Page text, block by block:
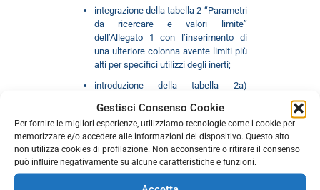
Gestisci Consenso Cookie
Per fornire le migliori esperienze, utilizziamo tecnologie come i cookie per
memorizzare e/o accedere alle informazioni del dispositivo. Questo sito
non utilizza cookies di profilazione. Non acconsentire o ritirare il consenso
può influire negativamente su alcune caratteristiche e funzioni.
integrazione della tabella 2 “Parametri
da ricercare e valori limite”
dell’Allegato 1 con l’inserimento di
una ulteriore colonna avente limiti più
alti per specifici utilizzi degli inerti;
introduzione della tabella 2a)
in Allegato 1 dove i valori limite di
concentrazione per i parametri
individuati si applicano ai lotti di
aggregato recuperato destinati alla
produzione di clinker;
riduzione dei tempi di conservazione